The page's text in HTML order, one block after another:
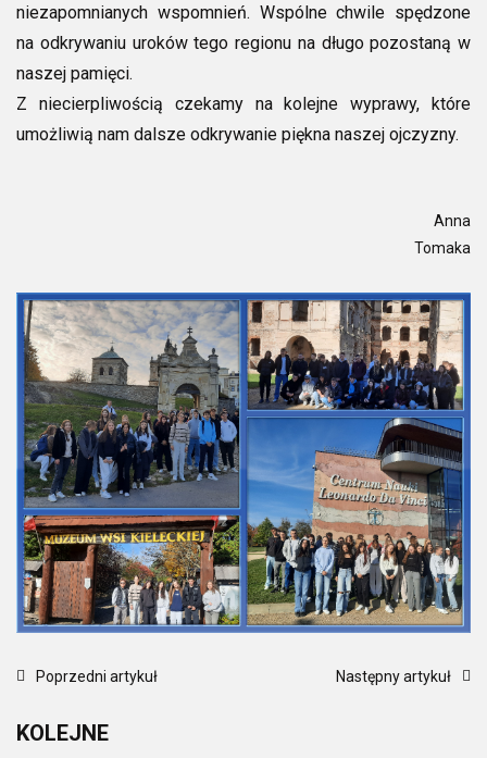
niezapomnianych wspomnień. Wspólne chwile spędzone
na odkrywaniu uroków tego regionu na długo pozostaną w
naszej pamięci.
Z niecierpliwością czekamy na kolejne wyprawy, które
umożliwią nam dalsze odkrywanie piękna naszej ojczyzny.
Anna
Tomaka
Poprzedni artykuł Następny artykuł
KOLEJNE